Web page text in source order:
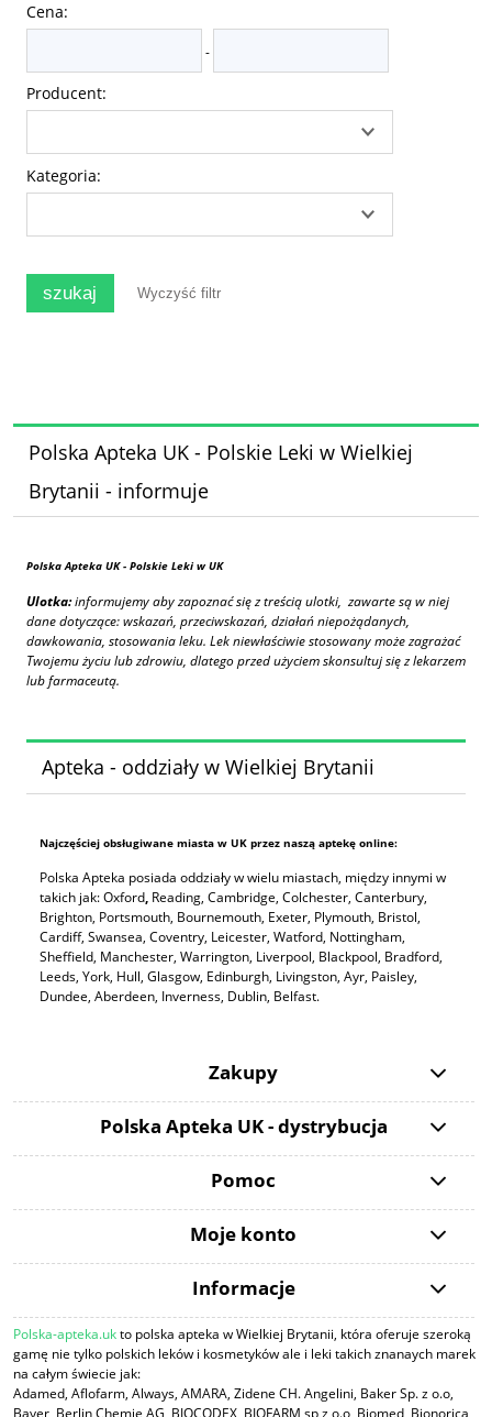
Cena:
-
Producent:
Kategoria:
szukaj Wyczyść filtr
Polska Apteka UK - Polskie Leki w Wielkiej
Brytanii - informuje
Polska Apteka UK- Polskie Leki w UK
Ulotka:informujemy aby zapoznać się z treścią ulotki, zawarte są w niej
dane dotyczące: wskazań, przeciwskazań, działań niepożądanych,
dawkowania, stosowania leku. Lek niewłaściwie stosowany może zagrażać
Twojemu życiu lub zdrowiu, dlatego przed użyciem skonsultuj się z lekarzem
lub farmaceutą.
Apteka - oddziały w Wielkiej Brytanii
Najczęściej obsługiwane miasta w UK przez naszą aptekę online:
Polska Apteka posiada oddziały w wielu miastach, między innymi w
takich jak: Oxford, Reading, Cambridge, Colchester, Canterbury,
Brighton, Portsmouth, Bournemouth, Exeter, Plymouth, Bristol,
Cardiff, Swansea, Coventry, Leicester, Watford, Nottingham,
Sheffield, Manchester, Warrington, Liverpool, Blackpool, Bradford,
Leeds, York, Hull, Glasgow, Edinburgh, Livingston, Ayr, Paisley,
Dundee, Aberdeen, Inverness, Dublin, Belfast.
Zakupy
Polska Apteka UK - dystrybucja
Pomoc
Moje konto
Informacje
Polska-apteka.ukto polska apteka w Wielkiej Brytanii, która oferuje szeroką
gamę nie tylko polskich leków i kosmetyków ale i leki takich znanaych marek
na całym świecie jak:
Adamed, Aflofarm, Always, AMARA, Zidene CH. Angelini, Baker Sp. z o.o,